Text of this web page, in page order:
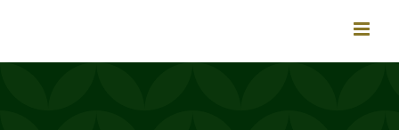
contenu